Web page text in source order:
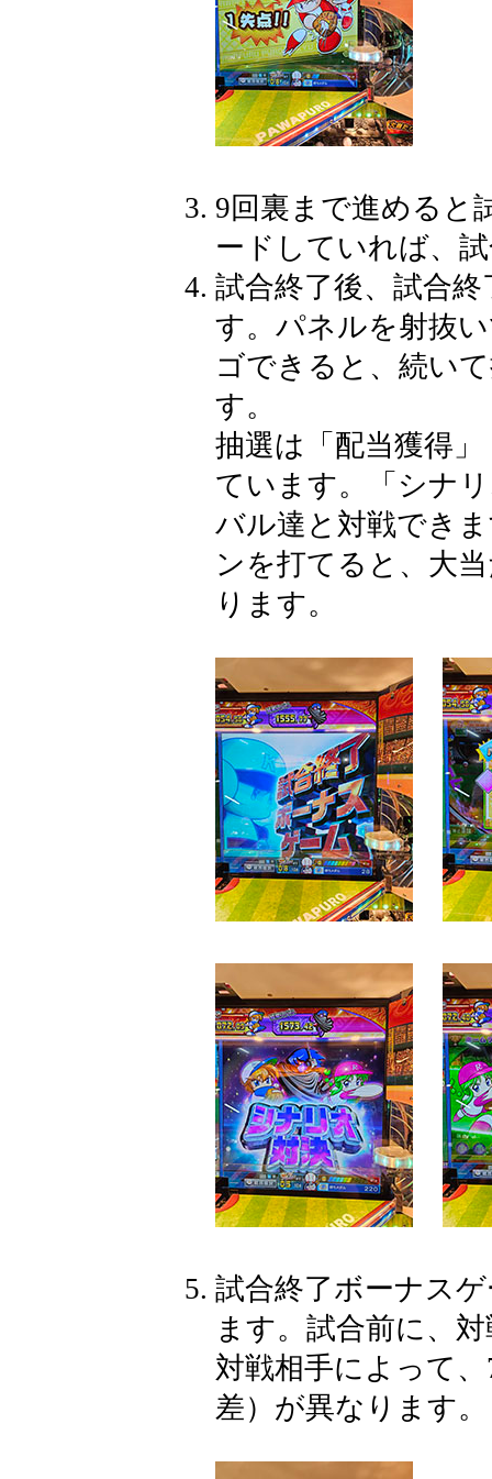
9回裏まで進めると
ードしていれば、
試合終了後、試合
す。パネルを射抜
ゴできると、続い
す。
抽選は「配当獲得
ています。「シナ
バル達と対戦でき
ンを打てると、大
ります。
試合終了ボーナス
ます。試合前に、
対戦相手によって
差）が異なります。